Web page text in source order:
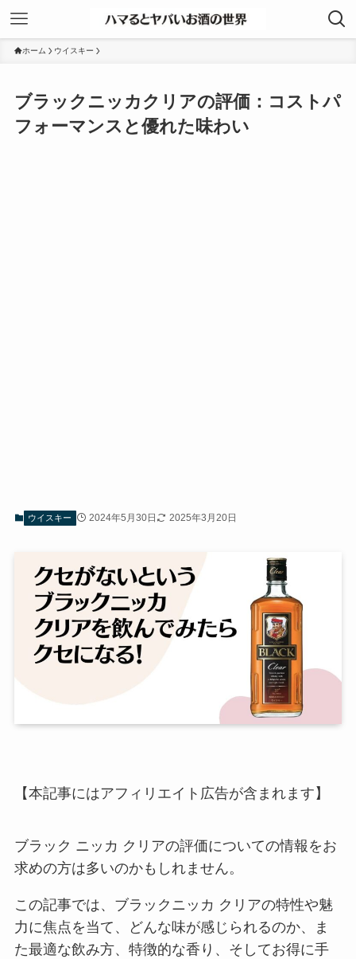
ホーム ウイスキー
ブラックニッカクリアの評価：コストパ
フォーマンスと優れた味わい
ウイスキー 2024年5月30日 2025年3月20日
【本記事にはアフィリエイト広告が含まれます】
ブラック ニッカ クリアの評価についての情報をお
求めの方は多いのかもしれません。
この記事では、ブラックニッカ クリアの特性や魅
力に焦点を当て、どんな味が感じられるのか、ま
た最適な飲み方、特徴的な香り、そしてお得に手